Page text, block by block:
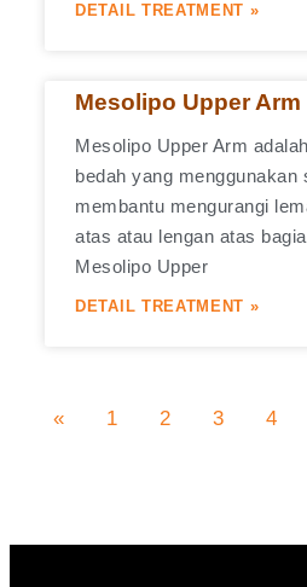
DETAIL TREATMENT »
Mesolipo Upper Arm
Mesolipo Upper Arm
bedah yang menggunakan
membantu mengurangi
atas atau lengan atas
Mesolipo Upper
DETAIL TREATMENT »
« 1 2 3 4